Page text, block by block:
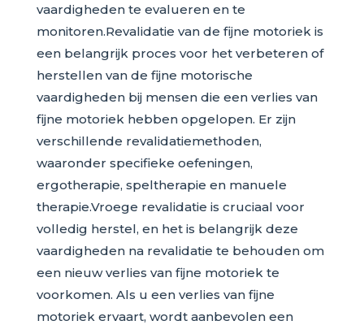
vaardigheden te evalueren en te
monitoren.Revalidatie van de fijne motoriek is
een belangrijk proces voor het verbeteren of
herstellen van de fijne motorische
vaardigheden bij mensen die een verlies van
fijne motoriek hebben opgelopen. Er zijn
verschillende revalidatiemethoden,
waaronder specifieke oefeningen,
ergotherapie, speltherapie en manuele
therapie.Vroege revalidatie is cruciaal voor
volledig herstel, en het is belangrijk deze
vaardigheden na revalidatie te behouden om
een nieuw verlies van fijne motoriek te
voorkomen. Als u een verlies van fijne
motoriek ervaart, wordt aanbevolen een